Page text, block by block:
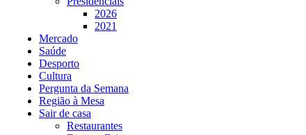
2026
2021
Mercado
Saúde
Desporto
Cultura
Pergunta da Semana
Região à Mesa
Sair de casa
Restaurantes